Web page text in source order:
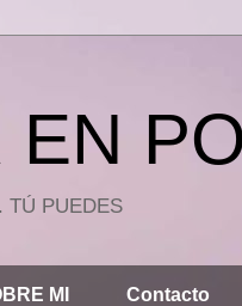
EN
TÚ PUEDES
MI Contacto